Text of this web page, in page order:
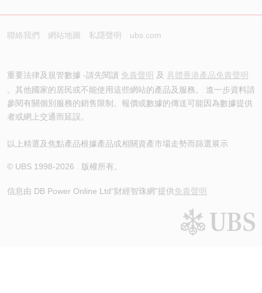
聯絡我們 網站地圖 私隱聲明 ubs.com
重要法律及規管數據 -請先閱讀 免責聲明 及 具體香港產品免責聲明
。其他國家的居民或不能使用這些網站的產品及服務。 進一步資料請
參閱有關個別服務的銷售限制。報價或數據的傳送可能因為數據提供
者或網上交通而延誤。
以上精選及焦點產品根據產品或相關資產市場走勢而篩選展示
© UBS 1998-2026 . 版權所有。
信息由 DB Power Online Ltd“財經智珠網”提供免責聲明